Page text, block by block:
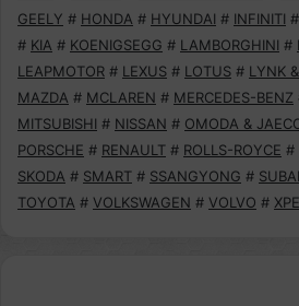
GEELY # HONDA # HYUNDAI # INFINITI #
# KIA # KOENIGSEGG # LAMBORGHINI #
LEAPMOTOR # LEXUS # LOTUS # LYNK
MAZDA # MCLAREN # MERCEDES-BENZ
MITSUBISHI # NISSAN # OMODA &
PORSCHE # RENAULT # ROLLS-ROYCE #
SKODA # SMART # SSANGYONG #
TOYOTA # VOLKSWAGEN # VOLVO #